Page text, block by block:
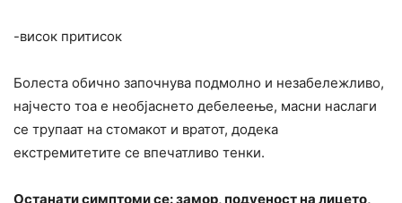
-висок притисок
Болеста обично започнува подмолно и незабележливо,
најчесто тоа е необјаснето дебелеење, масни наслаги
се трупаат на стомакот и вратот, додека
екстремитетите се впечатливо тенки.
Останати симптоми се: замор, подуеност на лицето,